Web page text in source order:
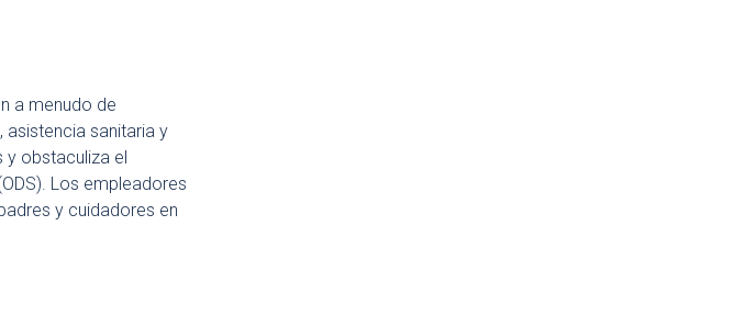
a menudo de
sanitaria y
y obstaculiza el
Los empleadores
y cuidadores en